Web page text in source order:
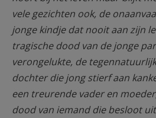
vele gezichten ook, de
jonge kindje dat nooit aan zijn
tragische dood van de jonge
verongelukte, de
dochter die jong stierf aan
een treurende vader en
dood van iemand die besloot